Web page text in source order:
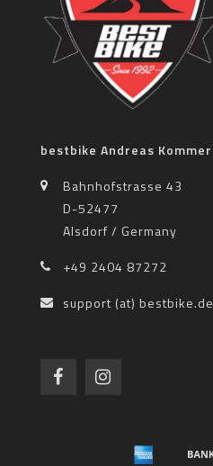
bestbike Andreas Kommer
Bahnhofstrasse 43
D-52477
Alsdorf / Germany
+49 2404 87272
support (at) bestbike.de